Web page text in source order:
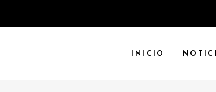
INICIO